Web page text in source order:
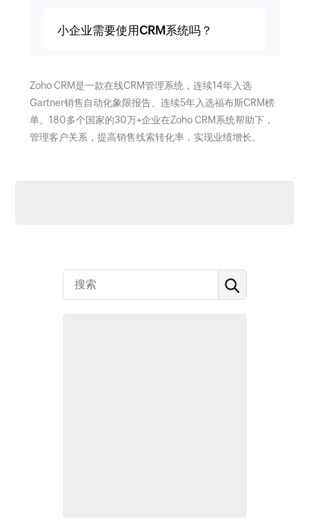
小企业需要使用CRM系统吗？
Zoho CRM是一款在线CRM管理系统，连续14年入选
Gartner销售自动化象限报告、连续5年入选福布斯CRM榜
单。180多个国家的30万+企业在Zoho CRM系统帮助下，
管理客户关系，提高销售线索转化率，实现业绩增长。